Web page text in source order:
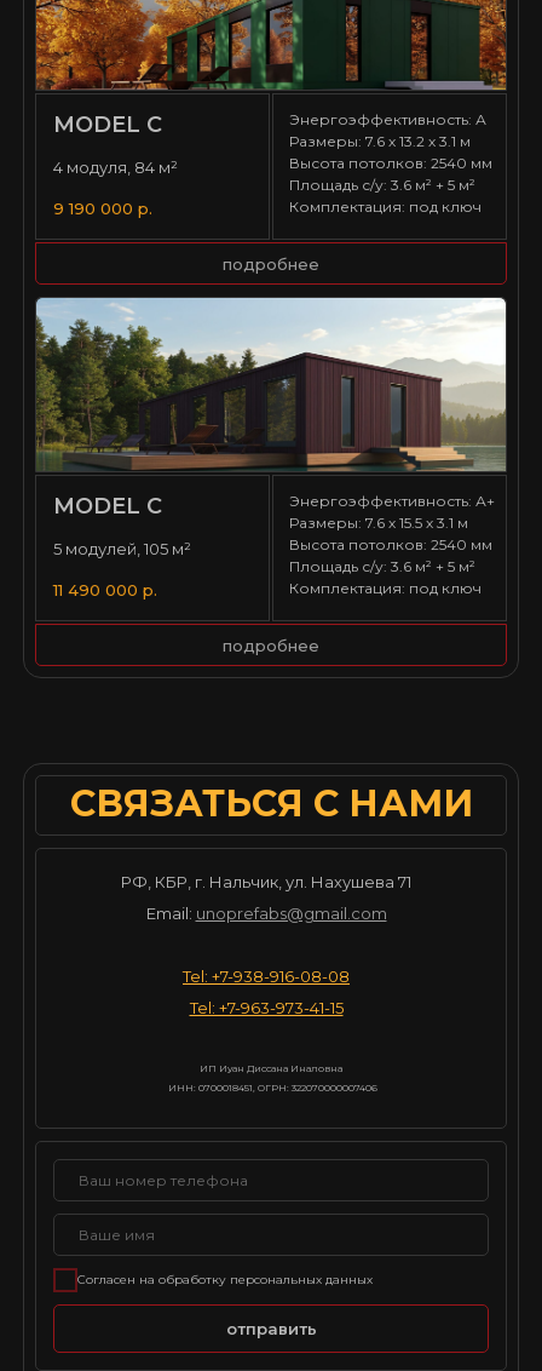
4 модуля, 84 м²
MODEL С
9 190 000 р.
Энергоэффективность: А
Размеры: 7.6 х 13.2 х 3.1 м
Высота потолков: 2540 мм
Площадь с/у: 3.6 м² + 5 м²
Комплектация: под ключ
подробнее
5 модулей, 105 м²
MODEL С
11 490 000 р.
Энергоэффективность: А+
Размеры: 7.6 х 15.5 х 3.1 м
Высота потолков: 2540 мм
Площадь с/у: 3.6 м² + 5 м²
Комплектация: под ключ
подробнее
ИП Иуан Диссана Иналовна
ИНН: 0700018451, ОГРН: 322070000007406
СВЯЗАТЬСЯ С НАМИ
РФ, КБР, г. Нальчик, ул. Нахушева 71
Email: unoprefabs@gmail.com
Tel: +7-938-916-08-08
Tel: +7-963-973-41-15
Согласен на обработку персональных данных
отправить